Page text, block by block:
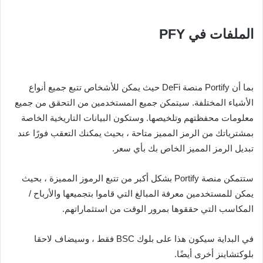
الملفات في PFY
بما أن Portify منصة DeFi حيث يمكن للأشخاص تتبع جميع أنواع
الأشياء المختلفة. سيتمكن جميع المستخدمين من التحقق من جميع
معلومات محفظتهم وتلخيصها. وستكون البيانات التاريخية الخاصة
بمشترياتك من الرمز المميز متاحة ، بحيث يمكنك التعقب فورًا عند
تبديل الرمز المميز الخاص بك بأي سعر.
ستتمكن منصة Portify بشكل أكبر من تتبع الرموز المميزة ، بحيث
يمكن للمستخدمين معرفة المبالغ التي قاموا بتجميعها والأرباح /
المكاسب التي حققوها بمرور الوقت من استثماراتهم.
في البداية سيكون هذا على بلوك BSC فقط ، وسيضاف لاحقا
بلوكتشاينز أخرى أيضًا.